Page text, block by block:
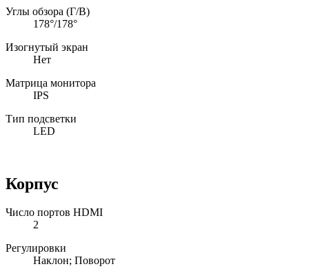
Углы обзора (Г/В)
178°/178°
Изогнутый экран
Нет
Матрица монитора
IPS
Тип подсветки
LED
Корпус
Число портов HDMI
2
Регулировки
Наклон; Поворот